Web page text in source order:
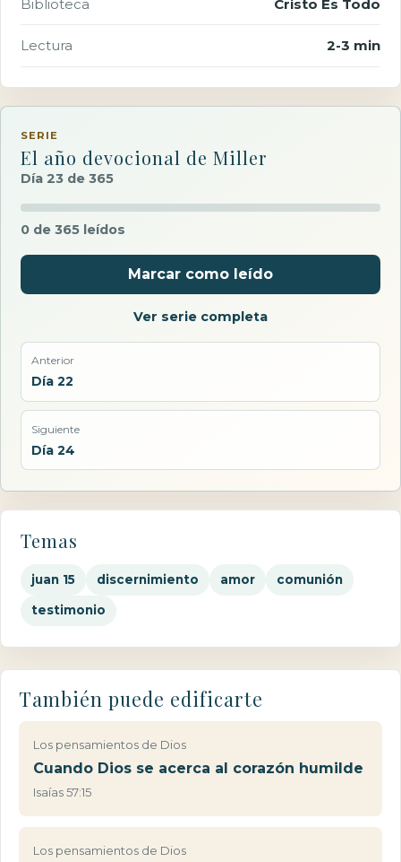
Biblioteca Cristo Es Todo
Lectura 2-3 min
SERIE
El año devocional de Miller
Día 23 de 365
0 de 365 leídos
Marcar como leído
Ver serie completa
Anterior
Día 22
Siguiente
Día 24
Temas
juan 15 discernimiento amor comunión
testimonio
También puede edificarte
Los pensamientos de Dios
Cuando Dios se acerca al corazón humilde
Isaías 57:15
Los pensamientos de Dios